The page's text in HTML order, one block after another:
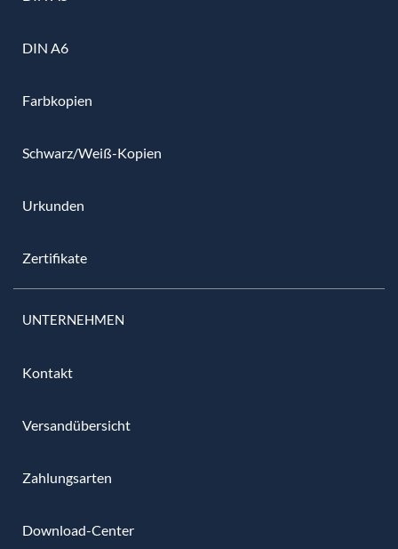
DIN A6
Farbkopien
Schwarz/Weiß-Kopien
Urkunden
Zertifikate
UNTERNEHMEN
Kontakt
Versandübersicht
Zahlungsarten
Download-Center